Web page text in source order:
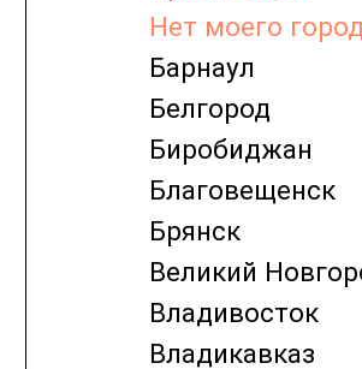
Биробиджан
Благовещенск
Брянск
Великий Новгород
Владивосток
Владикавказ
Владимир
Волгоград
Вологда
Воронеж